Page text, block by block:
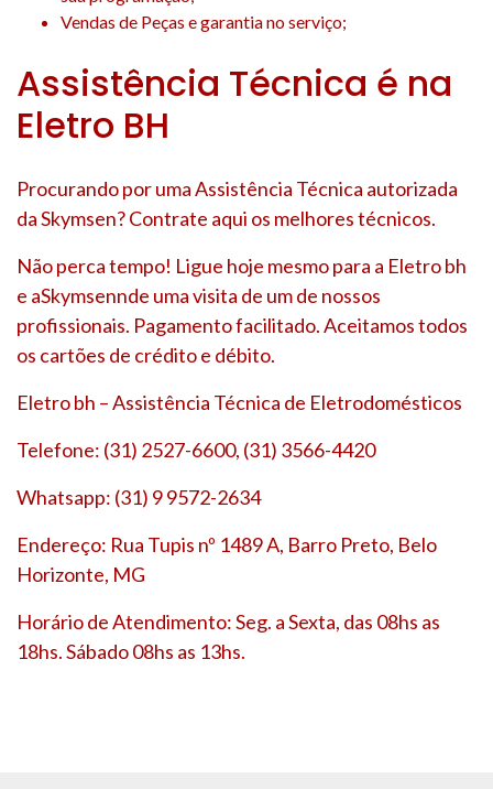
Vendas de Peças e garantia no serviço;
Assistência Técnica é na
Eletro BH
Procurando por uma Assistência Técnica autorizada
da Skymsen? Contrate aqui os melhores técnicos.
Não perca tempo! Ligue hoje mesmo para a Eletro bh
e aSkymsennde uma visita de um de nossos
profissionais. Pagamento facilitado. Aceitamos todos
os cartões de crédito e débito.
Eletro bh – Assistência Técnica de Eletrodomésticos
Telefone: (31) 2527-6600, (31) 3566-4420
Whatsapp: (31) 9 9572-2634
Endereço: Rua Tupis nº 1489 A, Barro Preto, Belo
Horizonte, MG
Horário de Atendimento: Seg. a Sexta, das 08hs as
18hs. Sábado 08hs as 13hs.